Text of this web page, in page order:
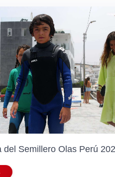
del Semillero Olas Perú